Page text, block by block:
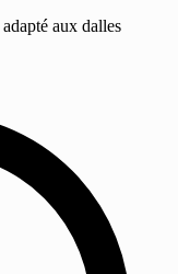
aux dalles